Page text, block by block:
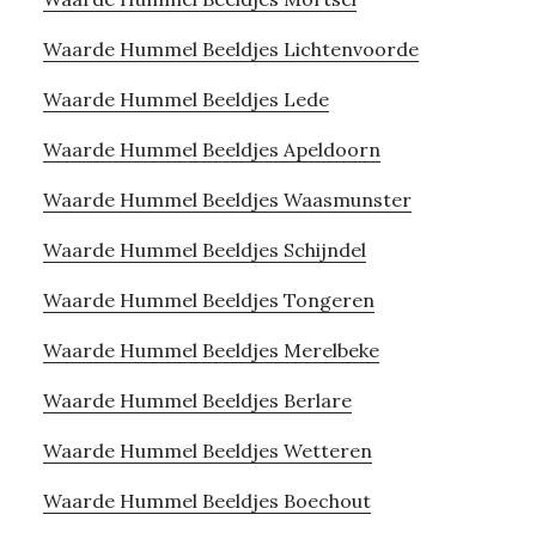
Waarde Hummel Beeldjes Lichtenvoorde
Waarde Hummel Beeldjes Lede
Waarde Hummel Beeldjes Apeldoorn
Waarde Hummel Beeldjes Waasmunster
Waarde Hummel Beeldjes Schijndel
Waarde Hummel Beeldjes Tongeren
Waarde Hummel Beeldjes Merelbeke
Waarde Hummel Beeldjes Berlare
Waarde Hummel Beeldjes Wetteren
Waarde Hummel Beeldjes Boechout